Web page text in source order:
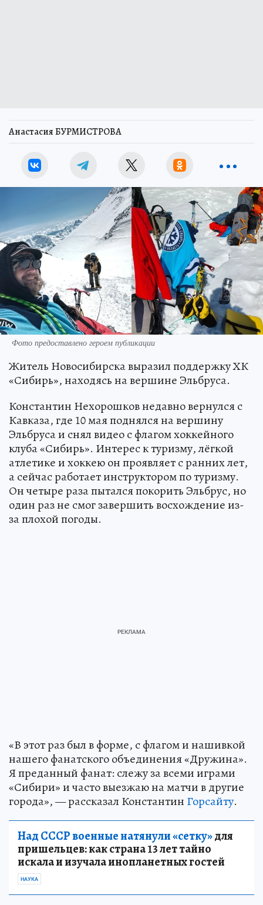
Анастасия БУРМИСТРОВА
Фото предоставлено героем публикации
Житель Новосибирска выразил поддержку ХК
«Сибирь», находясь на вершине Эльбруса.
Константин Нехорошков недавно вернулся с
Кавказа, где 10 мая поднялся на вершину
Эльбруса и снял видео с флагом хоккейного
клуба «Сибирь». Интерес к туризму, лёгкой
атлетике и хоккею он проявляет с ранних лет,
а сейчас работает инструктором по туризму.
Он четыре раза пытался покорить Эльбрус, но
один раз не смог завершить восхождение из-
за плохой погоды.
«В этот раз был в форме, с флагом и нашивкой
нашего фанатского объединения «Дружина».
Я преданный фанат: слежу за всеми играми
«Сибири» и часто выезжаю на матчи в другие
города», — рассказал Константин Горсайту.
Над СССР военные натянули «сетку»для
пришельцев: как страна 13 лет тайно
искала и изучала инопланетных гостей
НАУКА